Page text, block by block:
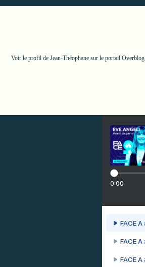
Voir le profil de Jean-Théophane sur le portail Overblog
0:00
FACE
FACE
FACE